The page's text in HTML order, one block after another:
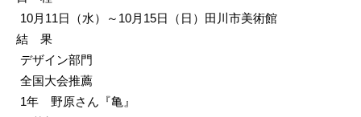
10月11日（水）～10月15日（日）田川市美術館
結 果
デザイン部門
全国大会推薦
1年 野原さん『亀』